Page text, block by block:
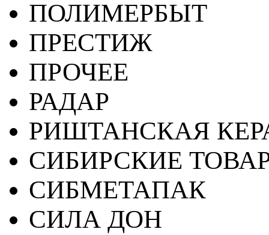
ПОЛИМЕРБЫТ
ПРЕСТИЖ
ПРОЧЕЕ
РАДАР
РИШТАНСКАЯ
СИБИРСКИЕ
СИБМЕТАПАК
СИЛА ДОН